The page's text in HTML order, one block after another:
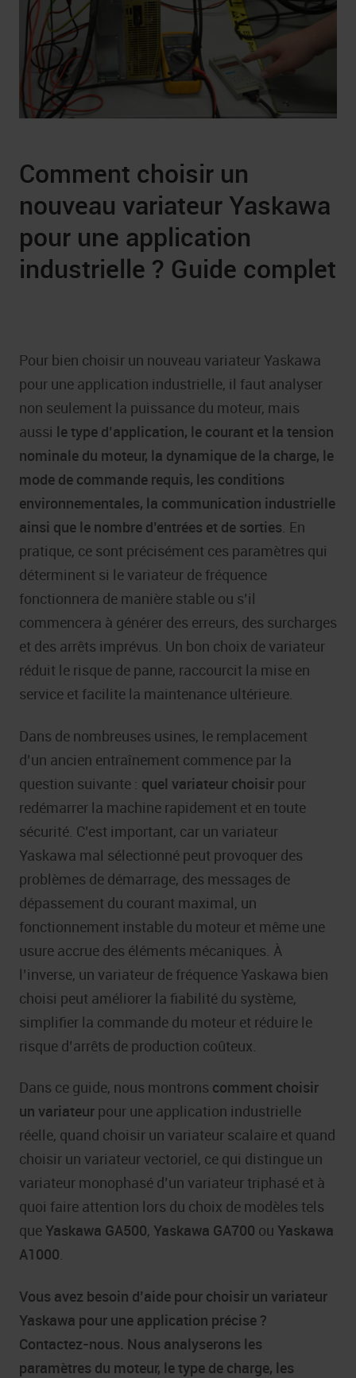
Comment choisir un
nouveau variateur Yaskawa
pour une application
industrielle ? Guide complet
Pour bien choisir un nouveau variateur Yaskawa
pour une application industrielle, il faut analyser
non seulement la puissance du moteur, mais
aussi le type d’application, le courant et la tension
nominale du moteur, la dynamique de la charge, le
mode de commande requis, les conditions
environnementales, la communication industrielle
ainsi que le nombre d’entrées et de sorties. En
pratique, ce sont précisément ces paramètres qui
déterminent si le variateur de fréquence
fonctionnera de manière stable ou s’il
commencera à générer des erreurs, des surcharges
et des arrêts imprévus. Un bon choix de variateur
réduit le risque de panne, raccourcit la mise en
service et facilite la maintenance ultérieure.
Dans de nombreuses usines, le remplacement
d’un ancien entraînement commence par la
question suivante : quel variateur choisir pour
redémarrer la machine rapidement et en toute
sécurité. C’est important, car un variateur
Yaskawa mal sélectionné peut provoquer des
problèmes de démarrage, des messages de
dépassement du courant maximal, un
fonctionnement instable du moteur et même une
usure accrue des éléments mécaniques. À
l’inverse, un variateur de fréquence Yaskawa bien
choisi peut améliorer la fiabilité du système,
simplifier la commande du moteur et réduire le
risque d’arrêts de production coûteux.
Dans ce guide, nous montrons comment choisir
un variateur pour une application industrielle
réelle, quand choisir un variateur scalaire et quand
choisir un variateur vectoriel, ce qui distingue un
variateur monophasé d’un variateur triphasé et à
quoi faire attention lors du choix de modèles tels
que Yaskawa GA500, Yaskawa GA700 ou Yaskawa
A1000.
Vous avez besoin d’aide pour choisir un variateur
Yaskawa pour une application précise ?
Contactez-nous. Nous analyserons les
paramètres du moteur, le type de charge, les